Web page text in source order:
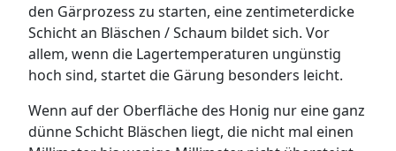
den Gärprozess zu starten, eine zentimeterdicke
Schicht an Bläschen / Schaum bildet sich. Vor
allem, wenn die Lagertemperaturen ungünstig
hoch sind, startet die Gärung besonders leicht.
Wenn auf der Oberfläche des Honig nur eine ganz
dünne Schicht Bläschen liegt, die nicht mal einen